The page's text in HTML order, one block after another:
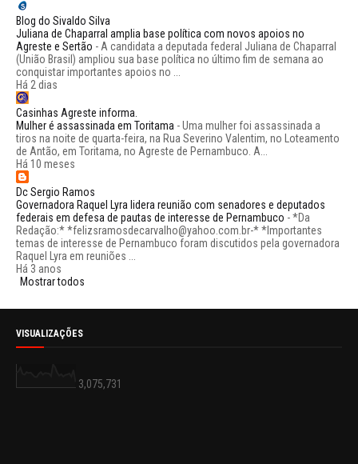
Blog do Sivaldo Silva
Juliana de Chaparral amplia base política com novos apoios no
Agreste e Sertão - A candidata a deputada federal Juliana de Chaparral
(União Brasil) ampliou sua base política no último fim de semana ao
conquistar importantes apoios no ...
Há 2 dias
Casinhas Agreste informa.
Mulher é assassinada em Toritama -Uma mulher foi assassinada a
tiros na noite de quarta-feira, na Rua Severino Valentim, no Loteamento
de Antão, em Toritama, no Agreste de Pernambuco. A...
Há 10 meses
Dc Sergio Ramos
Governadora Raquel Lyra lidera reunião com senadores e deputados
federais em defesa de pautas de interesse de Pernambuco -*Da
Redação:* *felizsramosdecarvalho@yahoo.com.br-* *Importantes
temas de interesse de Pernambuco foram discutidos pela governadora
Raquel Lyra em reuniões ...
Há 3 anos
Mostrar todos
VISUALIZAÇÕES
3,075,731